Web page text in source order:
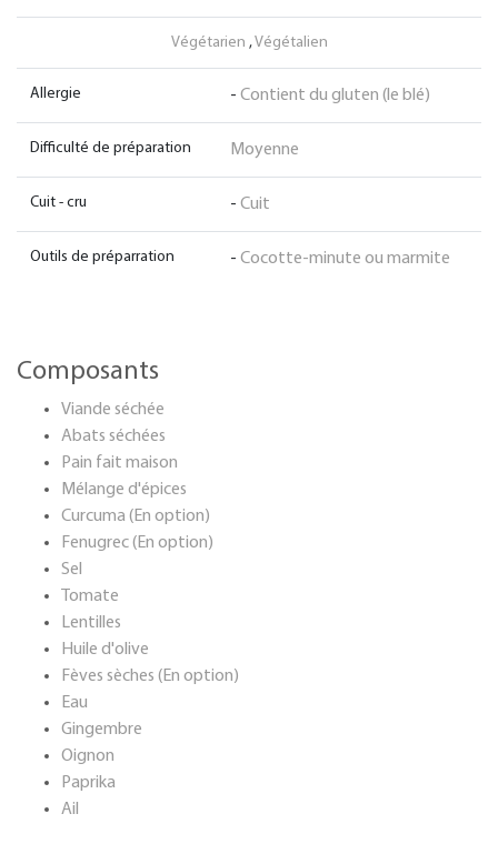
Végétarien ,Végétalien
Allergie - Contient du gluten (le blé)
Difficulté de préparation Moyenne
Cuit - cru - Cuit
Outils de préparration - Cocotte-minute ou marmite
Composants
Viande séchée
Abats séchées
Pain fait maison
Mélange d'épices
Curcuma (En option)
Fenugrec (En option)
Sel
Tomate
Lentilles
Huile d'olive
Fèves sèches (En option)
Eau
Gingembre
Oignon
Paprika
Ail